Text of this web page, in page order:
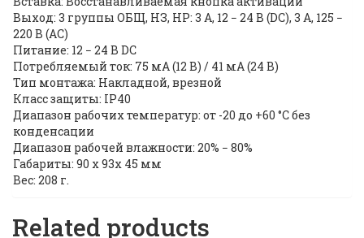
Выход: 3 группы ОБЩ, НЗ, НР: 3 А, 12 − 24 В (DC), 3 А, 125 −
220 В (AC)
Питание: 12 − 24 В DC
Потребляемый ток: 75 мА (12 В) / 41 мА (24 В)
Тип монтажа: Накладной, врезной
Класс защиты: IP40
Диапазон рабочих температур: от -20 до +60 °С без
конденсации
Диапазон рабочей влажности: 20% − 80%
Габариты: 90 х 93х 45 мм
Вес: 208 г.
Related products